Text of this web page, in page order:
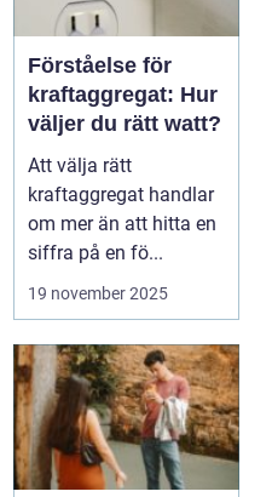
Förståelse för
kraftaggregat: Hur
väljer du rätt watt?
Att välja rätt
kraftaggregat handlar
om mer än att hitta en
siffra på en fö...
19 november 2025